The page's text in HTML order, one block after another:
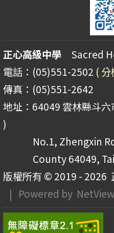
正心高級中學 Sacred
電話：(05)551-2502 (
傳真：(05)551-2642
地址：64049 雲林縣斗六
)
No.1, Zhengxin
County 64049,
版權所有 © 2019 - 2026
| Powered by NetView